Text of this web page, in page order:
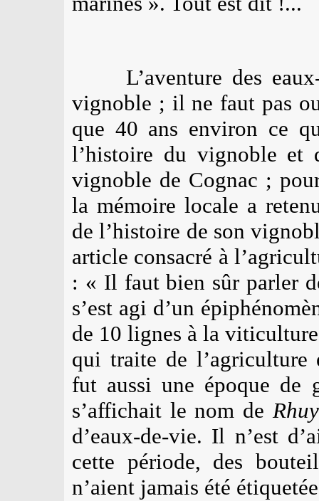
L’aventure des
vignoble ; il ne faut pas
que 40 ans environ ce
l’histoire du vignoble et
vignoble de Cognac ;
la mémoire locale a
de l’histoire de son
article consacré à
: « Il faut bien sûr parler
s’est agi d’un
de 10 lignes à la
qui traite de
fut aussi une époque de
s’affichait le nom de
d’eaux-de-vie. Il n’est
cette période, des
n’aient jamais été